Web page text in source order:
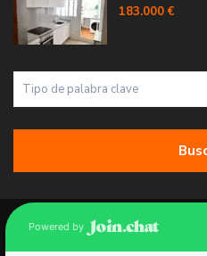
183.000 €
Copyright 2026 | Grupo 90
Powered by